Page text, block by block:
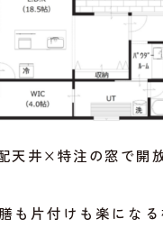
天井×特注の窓で開
も片付けも楽になる